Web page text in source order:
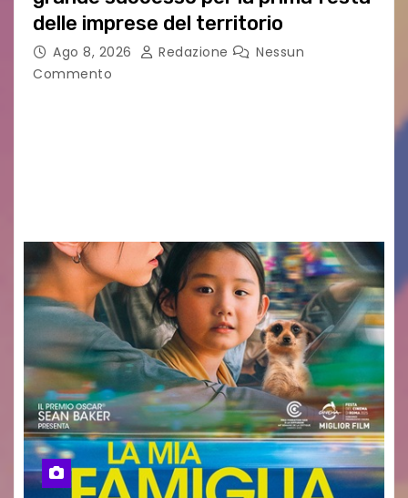
delle imprese del territorio
Ago 8, 2026 Redazione
Nessun
Commento